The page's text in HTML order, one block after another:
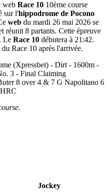
web Race 10 10ème course
sur l'hippodrome de Pocono
web du mardi 26 mai 2026 se
réunit 8 partants. Cette épreuve
Le Race 10 débutera à 21:42.
Race 10 après l'arrivée.
(Xpressbet) - Dirt - 1600m -
3 - Final Claiming
8 over 4 & 7 G Napolitano 6
Jockey